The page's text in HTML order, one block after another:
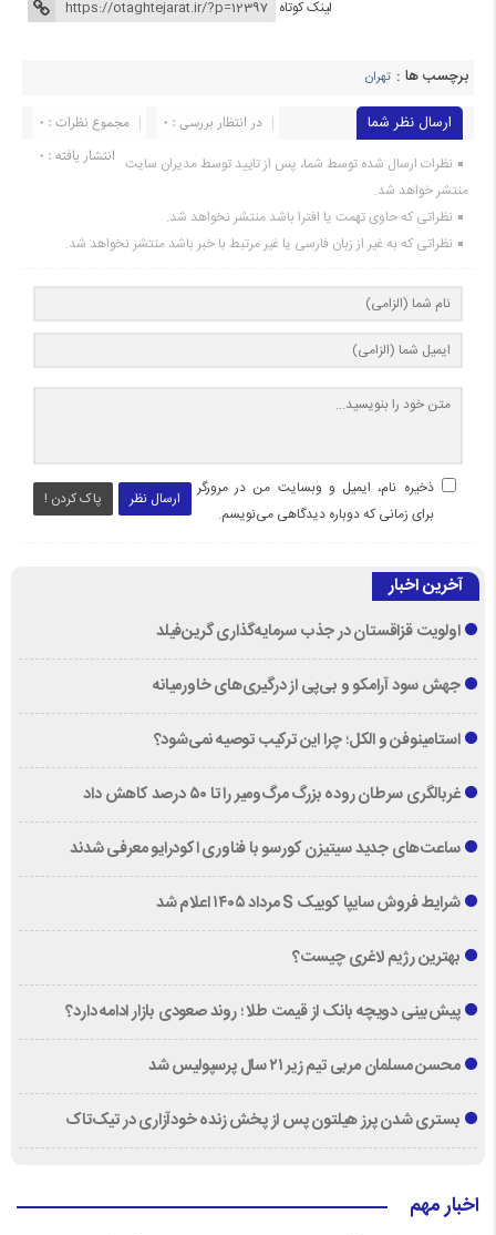
لینک کوتاه
برچسب ها : تهران
ارسال نظر شما مجموع نظرات : 0
در انتظار بررسی : 0
انتشار یافته : 0 نظرات ارسال شده توسط شما، پس از تایید توسط مدیران سایت
منتشر خواهد شد.
نظراتی که حاوی تهمت یا افترا باشد منتشر نخواهد شد.
نظراتی که به غیر از زبان فارسی یا غیر مرتبط با خبر باشد منتشر نخواهد شد.
ارسال نظر پاک کردن !
ذخیره نام، ایمیل و وبسایت من در مرورگر
برای زمانی که دوباره دیدگاهی می‌نویسم.
آخرین اخبار
اولویت قزاقستان در جذب سرمایه‌گذاری گرین‌فیلد
جهش سود آرامکو و بی‌پی از درگیری‌های خاورمیانه
استامینوفن و الکل؛ چرا این ترکیب توصیه نمی‌شود؟
غربالگری سرطان روده بزرگ مرگ‌ومیر را تا ۵۰ درصد کاهش داد
ساعت‌های جدید سیتیزن کورسو با فناوری اکودرایو معرفی شدند
شرایط فروش سایپا کوییک S مرداد ۱۴۰۵ اعلام شد
بهترین رژیم لاغری چیست؟
پیش‌بینی دویچه‌ بانک از قیمت طلا ؛ روند صعودی بازار ادامه دارد؟
محسن مسلمان مربی تیم زیر ۲۱ سال پرسپولیس شد
بستری شدن پرز هیلتون پس از پخش زنده خودآزاری در تیک‌تاک
اخبار مهم